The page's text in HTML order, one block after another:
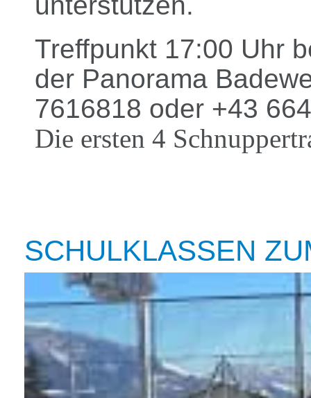
Treffpunkt 17:00 Uhr
der Panorama
7616818 oder +43
Die ersten 4
SCHULKLASSEN